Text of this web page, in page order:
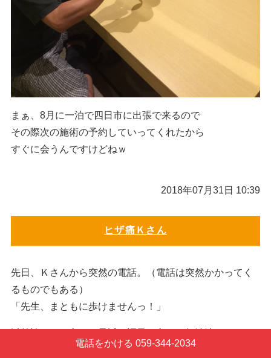
電話をかける 059-344-2034
まぁ、8月に一泊で四日市に出張で来るので
その際次の施術の予約していってくれたから
すぐに会うんですけどねｗ
2018年07月31日 10:39
ヒザ痛Ｋさん
先日、Ｋさんから突然の電話。（電話は突然かかってく
るものでもある）
「先生、まともに歩けませんっ！」